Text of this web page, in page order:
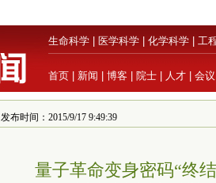
生命科学 医学科学 化学科学 工
首页 新闻 博客 院士 人才 会议
发布时间：2015/9/17 9:49:39
量子革命变身密码“终